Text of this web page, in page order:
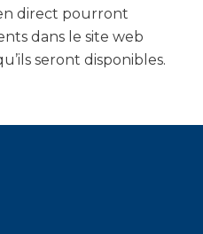
direct pourront
dans le site web
seront disponibles.